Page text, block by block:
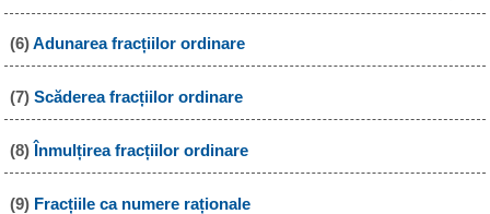
(6)Adunarea fracțiilor ordinare
(7) Scăderea fracțiilor ordinare
(8) Înmulțirea fracțiilor ordinare
(9) Fracțiile ca numere raționale